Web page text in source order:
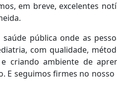
em breve, excelentes
pública onde as
com qualidade,
criando ambiente de
E seguimos firmes no nosso